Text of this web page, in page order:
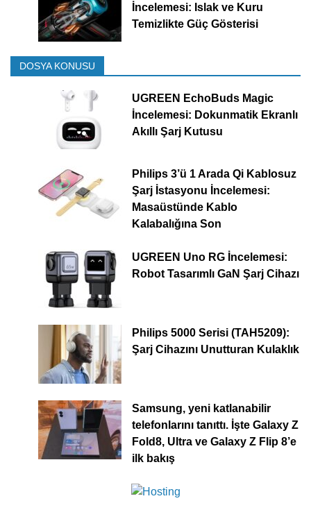
İncelemesi: Islak ve Kuru
Temizlikte Güç Gösterisi
DOSYA KONUSU
UGREEN EchoBuds Magic
İncelemesi: Dokunmatik Ekranlı
Akıllı Şarj Kutusu
Philips 3’ü 1 Arada Qi Kablosuz
Şarj İstasyonu İncelemesi:
Masaüstünde Kablo
Kalabalığına Son
UGREEN Uno RG İncelemesi:
Robot Tasarımlı GaN Şarj Cihazı
Philips 5000 Serisi (TAH5209):
Şarj Cihazını Unutturan Kulaklık
Samsung, yeni katlanabilir
telefonlarını tanıttı. İşte Galaxy Z
Fold8, Ultra ve Galaxy Z Flip 8’e
ilk bakış